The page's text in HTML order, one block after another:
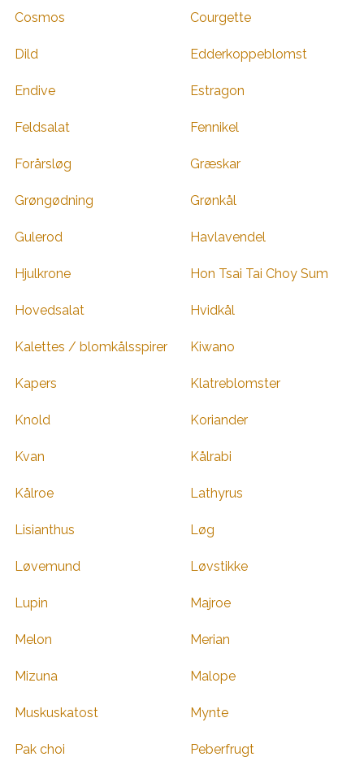
Cosmos Courgette
Dild Edderkoppeblomst
Endive Estragon
Feldsalat Fennikel
Forårsløg Græskar
Grøngødning Grønkål
Gulerod Havlavendel
Hjulkrone Hon Tsai Tai Choy Sum
Hovedsalat Hvidkål
Kalettes / blomkålsspirer Kiwano
Kapers Klatreblomster
Knold Koriander
Kvan Kålrabi
Kålroe Lathyrus
Lisianthus Løg
Løvemund Løvstikke
Lupin Majroe
Melon Merian
Mizuna Malope
Muskuskatost Mynte
Pak choi Peberfrugt